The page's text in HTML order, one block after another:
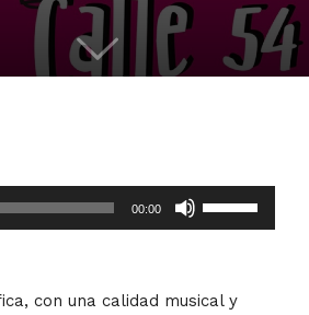
00:00
las
con una calidad musical y